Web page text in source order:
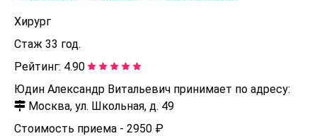
Хирург
Стаж 33 год.
Рейтинг: 4.90
Юдин Александр Витальевич принимает по адресу:
Москва, ул. Школьная, д. 49
Стоимость приема - 2950 ₽